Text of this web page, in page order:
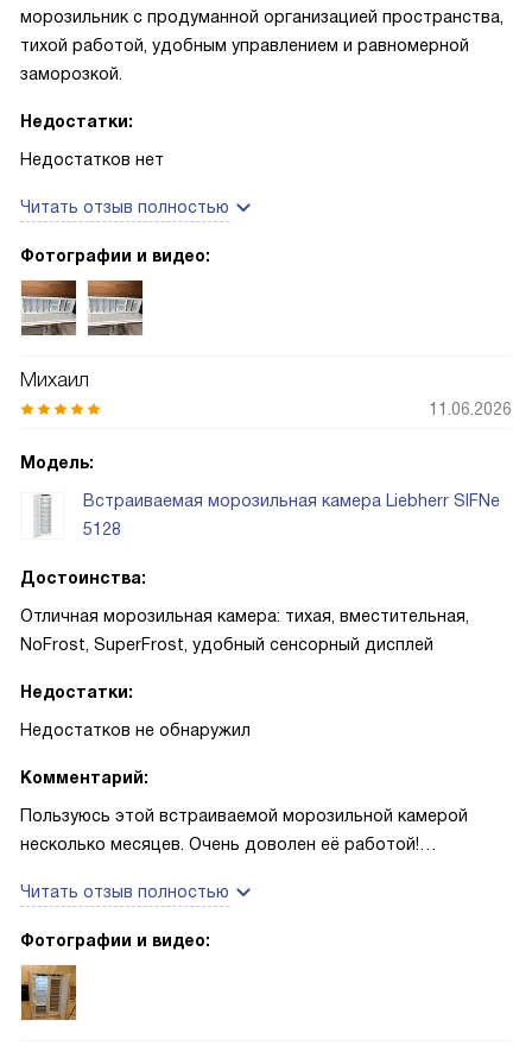
морозильник с продуманной организацией пространства,
тихой работой, удобным управлением и равномерной
заморозкой.
Недостатки:
Недостатков нет
Читать отзыв полностью
Фотографии и видео:
Михаил
11.06.2026
Модель:
Встраиваемая морозильная камера Liebherr SIFNe
5128
Достоинства:
Отличная морозильная камера: тихая, вместительная,
NoFrost, SuperFrost, удобный сенсорный дисплей
Недостатки:
Недостатков не обнаружил
Комментарий:
Пользуюсь этой встраиваемой морозильной камерой
несколько месяцев. Очень доволен её работой!
выручает при больших партиях продуктов, а мощность
замораживания действительно заметна. Полезный объём
упрощают сортировку и доступ. NoFrost экономит время
— разморозка не требуется. Сенсорный дисплей простой,
Читать отзыв полностью
Фотографии и видео: